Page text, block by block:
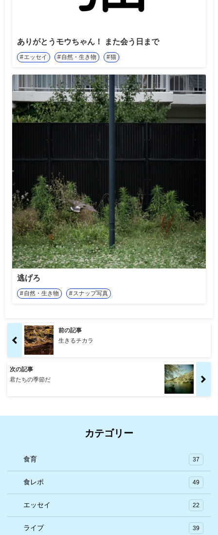
ありがとうモウちゃん！ また会う日まで
エッセイ 自然・生き物 猫
逃げろ
自然・生き物 スナップ写真
前の記事
生きるチカラ
次の記事
君たちの季節だ
カテゴリー
食育 37
食レポ 49
エッセイ 22
ライブ 39